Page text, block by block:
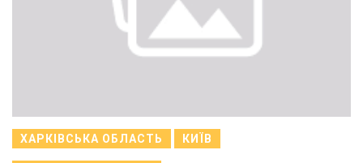
ХАРКІВСЬКА ОБЛАСТЬ КИЇВ